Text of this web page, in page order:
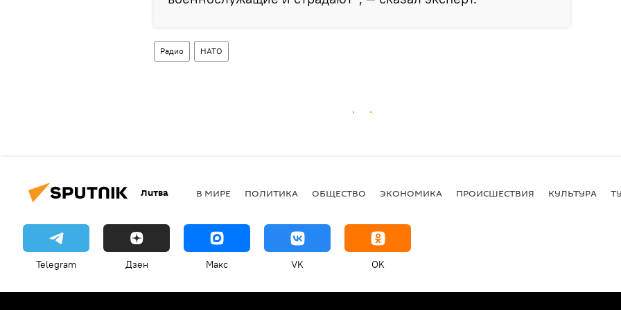
Радио НАТО
Литва В МИРЕ ПОЛИТИКА ОБЩЕСТВО ЭКОНОМИКА ПРОИСШЕСТВИЯ КУЛЬТУРА
Telegram Дзен Макс VK OK